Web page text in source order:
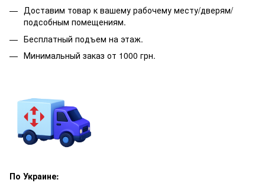
Доставим товар к вашему рабочему месту/дверям/
подсобным помещениям.
Бесплатный подъем на этаж.
Минимальный заказ от 1000 грн.
По Украине: